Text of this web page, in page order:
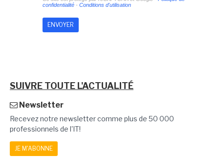
confidentialité- Conditions d'utilisation
SUIVRE TOUTE L'ACTUALITÉ
Newsletter
Recevez notre newsletter comme plus de 50 000
professionnels de l'IT!
JE M'ABONNE